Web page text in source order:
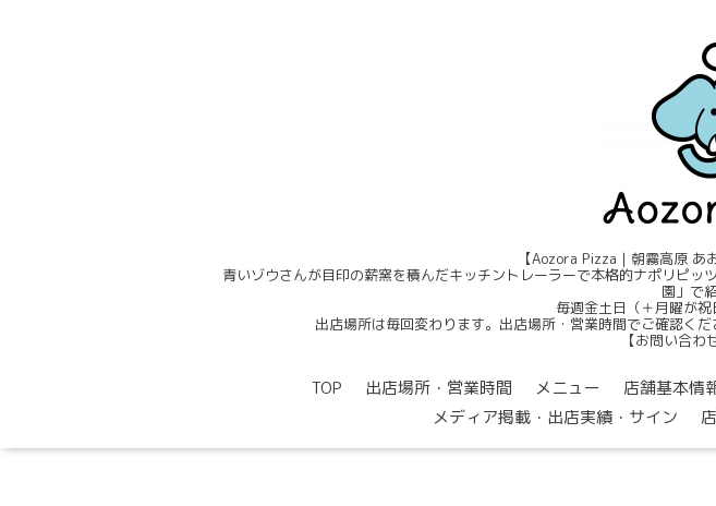
【Aozora Pizza｜朝霧高原 あ
青いゾウさんが目印の薪窯を積んだキッチントレーラーで本格的ナポリピ
園」で
毎週金土日（＋月曜が祝
出店場所は毎回変わります。出店場所・営業時間でご確認く
【お問い合
TOP 出店場所・営業時間 メニュー 店舗基本情
メディア掲載・出店実績・サイン